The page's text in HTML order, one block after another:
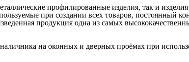
профилированные изделия, так и
при создании всех товаров, постоянный
продукция одна из самых
на оконных и дверных проёмах при